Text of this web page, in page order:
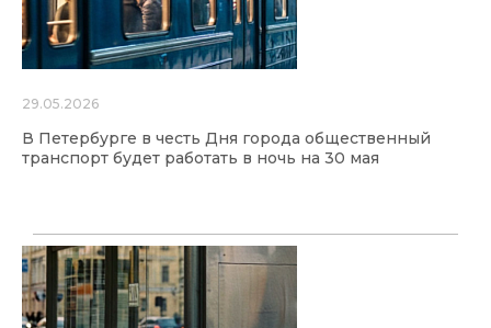
29.05.2026
В Петербурге в честь Дня города общественный
транспорт будет работать в ночь на 30 мая